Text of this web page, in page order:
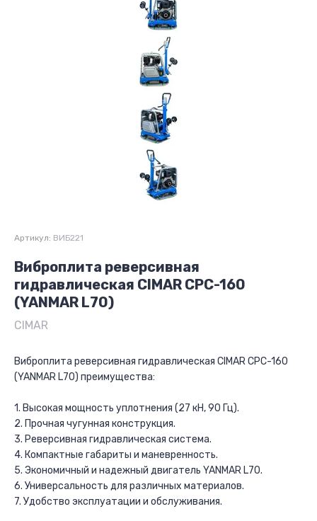
Артикул: ВИБ221
Виброплита реверсивная
гидравлическая CIMAR CPC-160
(YANMAR L70)
CIMAR
Виброплита реверсивная гидравлическая CIMAR CPC-160
(YANMAR L70) преимущества:
1. Высокая мощность уплотнения (27 кН, 90 Гц).
2. Прочная чугунная конструкция.
3. Реверсивная гидравлическая система.
4. Компактные габариты и маневренность.
5. Экономичный и надежный двигатель YANMAR L70.
6. Универсальность для различных материалов.
7. Удобство эксплуатации и обслуживания.